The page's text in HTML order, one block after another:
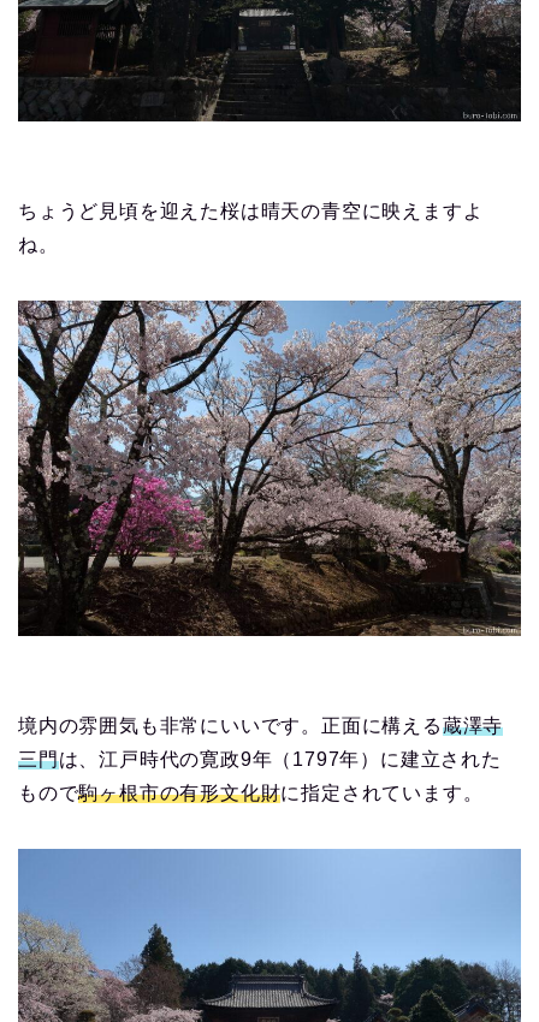
ちょうど見頃を迎えた桜は晴天の青空に映えますよ
ね。
境内の雰囲気も非常にいいです。正面に構える蔵澤寺
三門は、江戸時代の寛政9年（1797年）に建立された
もので駒ヶ根市の有形文化財に指定されています。